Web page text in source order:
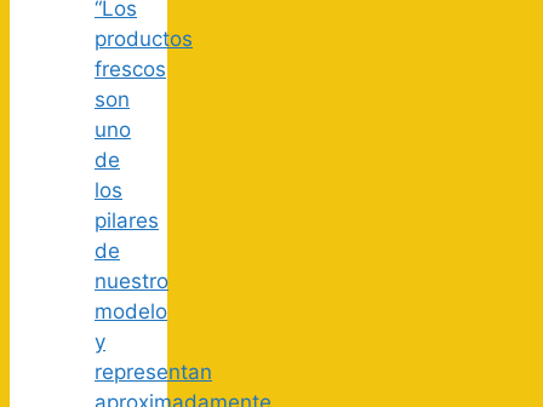
“Los
productos
frescos
son
uno
de
los
pilares
de
nuestro
modelo
y
representan
aproximadamente